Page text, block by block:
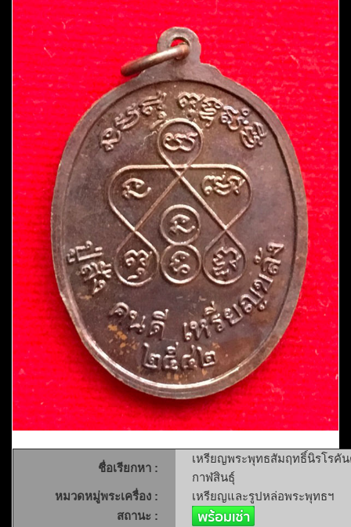
ชื่อเรียกหา :
เหรียญพระพุทธสัมฤทธิ์นิรโรคัน
กาฬสินธุ์
หมวดหมู่พระเครื่อง :
เหรียญและรูปหล่อพระพุทธฯ
สถานะ :